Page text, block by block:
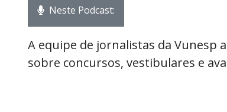
Neste Podcast:
A equipe de jornalistas da Vunesp
sobre concursos, vestibulares e